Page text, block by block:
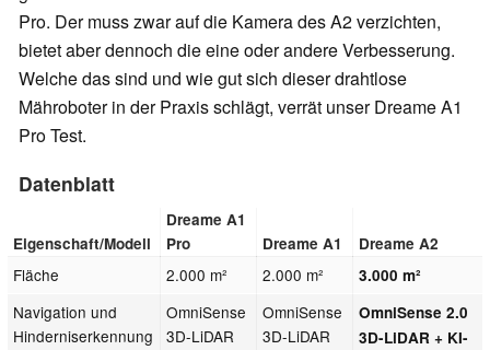
Pro. Der muss zwar auf die Kamera des A2 verzichten,
bietet aber dennoch die eine oder andere Verbesserung.
Welche das sind und wie gut sich dieser drahtlose
Mähroboter in der Praxis schlägt, verrät unser Dreame A1
Pro Test.
Datenblatt
Eigenschaft/Modell
Dreame A1
Pro
Dreame A1 Dreame A2
Fläche 2.000 m² 2.000 m² 3.000 m²
Navigation und
Hinderniserkennung
OmniSense
3D-LiDAR
OmniSense
3D-LiDAR
OmniSense 2.0
3D-LiDAR + KI-